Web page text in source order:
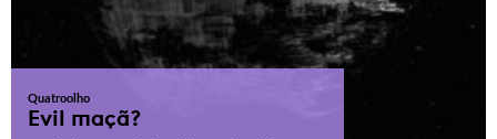
Quatroolho
Evil maçã?